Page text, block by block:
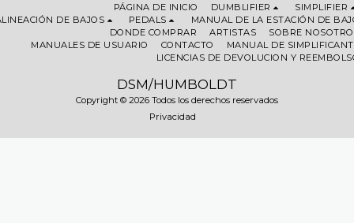
DSM/HUMBOLDT
Copyright © 2026 Todos los derechos reservados
Privacidad
PÁGINA DE INICIO DUMBLIFIER
SIMPLIFIER
DE BAJOS
PEDALS
MANUAL DE LA ESTACIÓN DE
DONDE COMPRAR
ARTISTAS
SOBRE
MANUALES DE USUARIO
CONTACTO
MANUAL DE
LICENCIAS DE DEVOLUCION Y